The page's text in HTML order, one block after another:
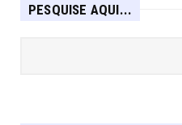
PESQUISE AQUI...